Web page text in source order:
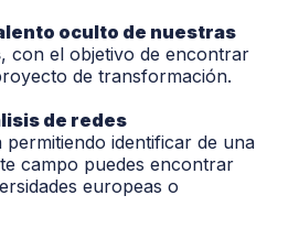
oculto de nuestras
, con el objetivo de encontrar
de transformación.
de redes
permitiendo identificar de una
campo puedes encontrar
europeas o